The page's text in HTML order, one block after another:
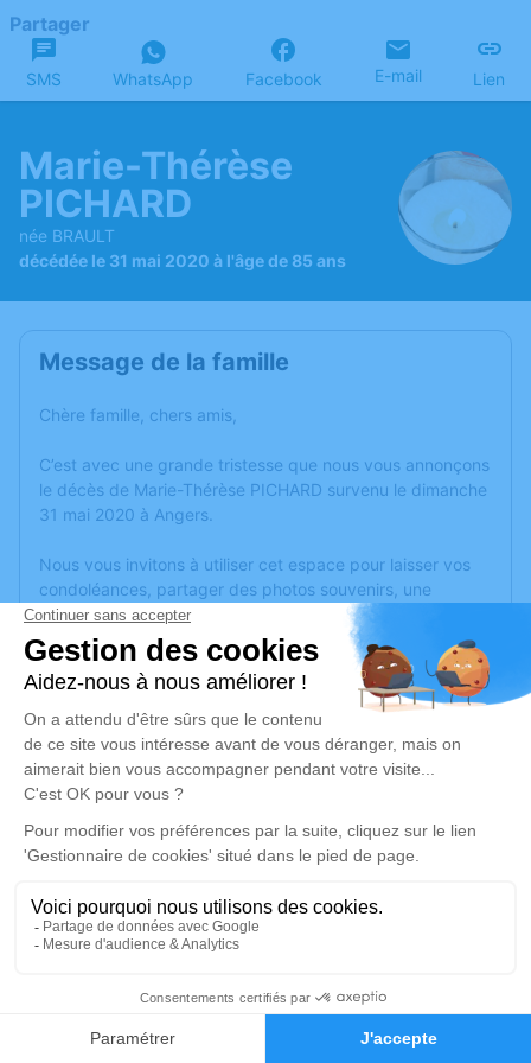
Faire-part Hommages
Partager
SMS WhatsApp Facebook E-mail Lien
Marie-Thérèse
PICHARD
née BRAULT
décédée le 31 mai 2020 à l'âge de 85 ans
Message de la famille
Chère famille, chers amis,
C’est avec une grande tristesse que nous vous annonçons
le décès de Marie-Thérèse PICHARD survenu le dimanche
31 mai 2020 à Angers.
Nous vous invitons à utiliser cet espace pour laisser vos
condoléances, partager des photos souvenirs, une
anecdote ou exprimer vos pensées à travers des poèmes
ou des textes. Cet endroit est un lieu d'expression dédié à
honorer la mémoire de Marie-Thérèse PICHARD.
Un service de plantation d’arbre hommage estdisponible
ici.
jeudi 04 juin 2020 à 15h30
Crématorium de Montreuil-Juigné
49460 Montreuil-Juigné